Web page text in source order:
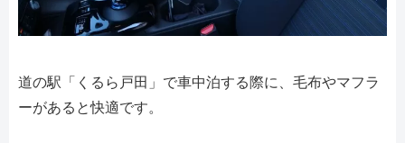
道の駅「くるら戸田」で車中泊する際に、毛布やマフラ
ーがあると快適です。